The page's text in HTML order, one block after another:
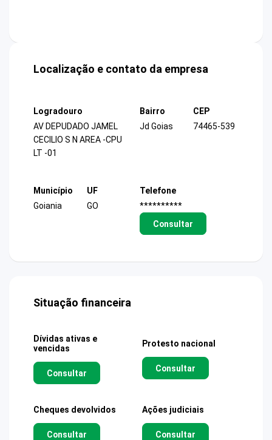
Localização e contato da empresa
Logradouro
AV DEPUDADO JAMEL
CECILIO S N AREA -CPU
LT -01
Bairro
Jd Goias
CEP
74465-539
Município
Goiania
UF
GO
Telefone
**********
Consultar
Situação financeira
Dívidas ativas e
vencidas
Consultar
Protesto nacional
Consultar
Cheques devolvidos
Consultar
Ações judiciais
Consultar